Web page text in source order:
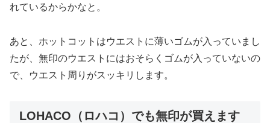
れているからかなと。
あと、ホットコットはウエストに薄いゴムが入っていまし
たが、無印のウエストにはおそらくゴムが入っていないの
で、ウエスト周りがスッキリします。
LOHACO（ロハコ）でも無印が買えます